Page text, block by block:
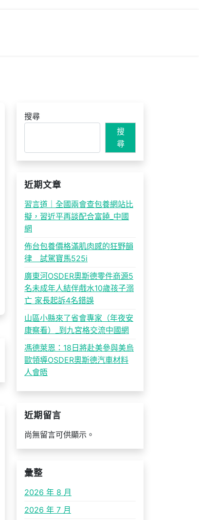
搜尋
搜
尋
近期文章
習言道｜全國兩會查包養網站比
擬，習近平再談配合富饒_中國
網
佈台包養價格滿肌肉感的狂野韻
律 試駕寶馬525i
廣東河OSDER奧斯德零件商源5
名未成年人結伴戲水10歲孩子溺
亡 家長起訴4名錯誤
山區小縣來了省會專家（年夜安
康察看）_到九宮格交流中國網
馮德萊恩：18日將赴美參與美烏
歐領導OSDER奧斯德汽車材料
人會晤
近期留言
尚無留言可供顯示。
彙整
2026 年 8 月
2026 年 7 月